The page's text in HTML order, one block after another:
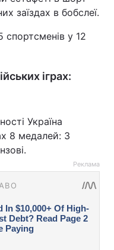
заїздах в бобслеї.
спортсменів у 12
іграх:
Україна
8 медалей: 3
Реклама